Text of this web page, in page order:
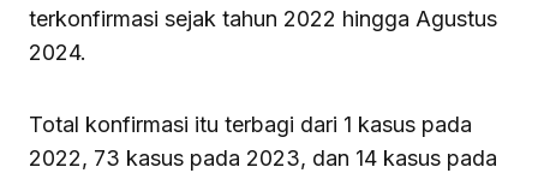
terkonfirmasi sejak tahun 2022 hingga Agustus
2024.
Total konfirmasi itu terbagi dari 1 kasus pada
2022, 73 kasus pada 2023, dan 14 kasus pada